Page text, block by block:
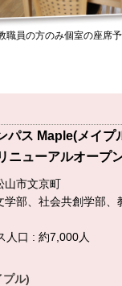
職員の方のみ個室の座席
パス Maple(メイプ
ューアルオープ
山市文京町
学部、社会共創学部
人口 : 約7,000人
ル)